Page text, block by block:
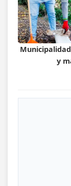
y